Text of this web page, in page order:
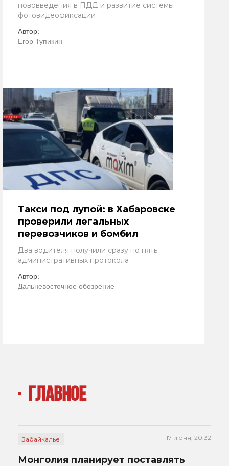
нововведения в ПДД и развитие системы
фотовидеофиксации
Автор:
Егор Тупикин
Такси под лупой: в Хабаровске
проверили легальных
перевозчиков и бомбил
Два водителя получили сразу по пять
административных протокола
Автор:
Дальневосточное обозрение
ГЛАВНОЕ
Забайкалье 17 июня, 20:32
Монголия планирует поставлять